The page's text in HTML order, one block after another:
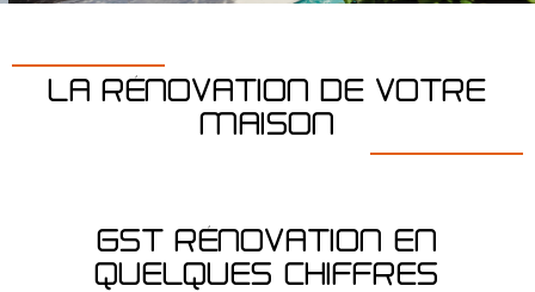
LA RÉNOVATION DE VOTRE
MAISON
GST RÉNOVATION EN
QUELQUES CHIFFRES